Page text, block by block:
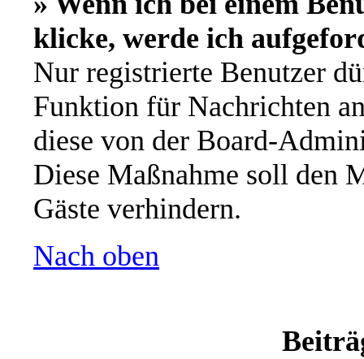
klicke, werde ich
Nur registrierte Benutzer
Funktion für Nachrichten
diese von der Board-
Diese Maßnahme soll den
Gäste verhindern.
Nach oben